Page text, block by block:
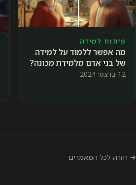
פיתוח למידה
מה אפשר ללמוד על למידה
של בני אדם מלמידת מכונה?
🗣️
12 בדצמ׳ 2024
→ חזרה לכל המאמרים